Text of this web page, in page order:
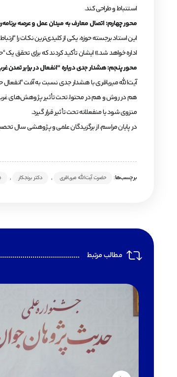
استنباط و طراحی کند.
محور چهارم: اتصال معارف به میدان عمل و عرصه
این استاد برجسته حوزه، یکی از کلیدی‌ترین نکات را
اداره خواهد شد.» ایشان تأکید کردند که برای تحقق یک
محور پنجم: هشدار جدی درباره “انفعال در برابر تمدن
آیت‌الله میرباقری با هشدار جدی نسبت به آفت
هم در روش و هم در محتوا، تحت تأثیر پژوهش‌های غربی
منزوی شود یا منفعلانه تحت تأثیر قرار گیرد.
در پایان مراسم، از برگزیدگان علمی و پژوهشی سال
برچسب‌ها: حضرت آیت‌الله میرباقری , دکتر برنجکار ,
مطالب مرتبط